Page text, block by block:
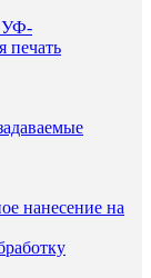
УФ-
печать
нанесение на